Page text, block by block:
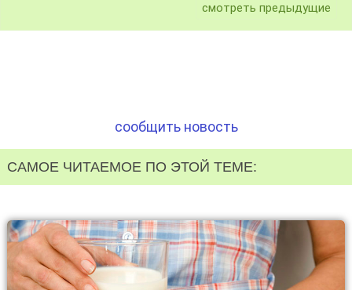
смотреть предыдущие
сообщить новость
САМОЕ ЧИТАЕМОЕ ПО ЭТОЙ ТЕМЕ: